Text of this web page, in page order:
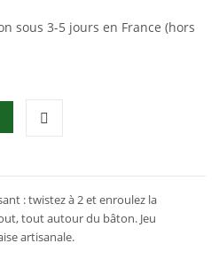
sous 3-5 jours en France (hors
: twistez à 2 et enroulez la
tout autour du bâton. Jeu
artisanale.